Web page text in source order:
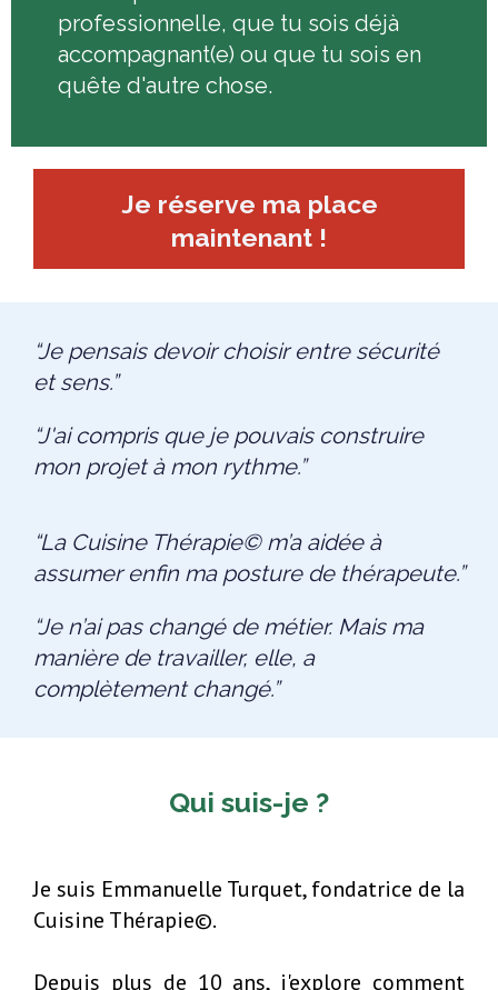
professionnelle, que tu sois déjà
accompagnant(e) ou que tu sois en
quête d'autre chose.
Je réserve ma place
maintenant !
“Je pensais devoir choisir entre sécurité
et sens.”
“J'ai compris que je pouvais construire
mon projet à mon rythme.”
“La Cuisine Thérapie© m’a aidée à
assumer enfin ma posture de thérapeute.”
“Je n’ai pas changé de métier. Mais ma
manière de travailler, elle, a
complètement changé.”
Qui suis-je ?
Je suis Emmanuelle Turquet, fondatrice de la
Cuisine Thérapie©.
Depuis plus de 10 ans, j'explore comment